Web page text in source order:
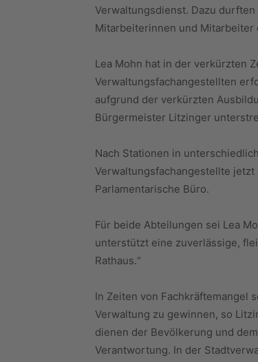
Verwaltungsdienst. Dazu
Mitarbeiterinnen und Mitarbeiter
Lea Mohn hat in der verkürzten
Verwaltungsfachangestellten
aufgrund der verkürzten
Bürgermeister Litzinger
Nach Stationen in
Verwaltungsfachangestellte
Parlamentarische Büro.
Für beide Abteilungen sei Lea
unterstützt eine zuverlässige,
Rathaus.“
In Zeiten von Fachkräftemangel
Verwaltung zu gewinnen, so
dienen der Bevölkerung und
Verantwortung. In der